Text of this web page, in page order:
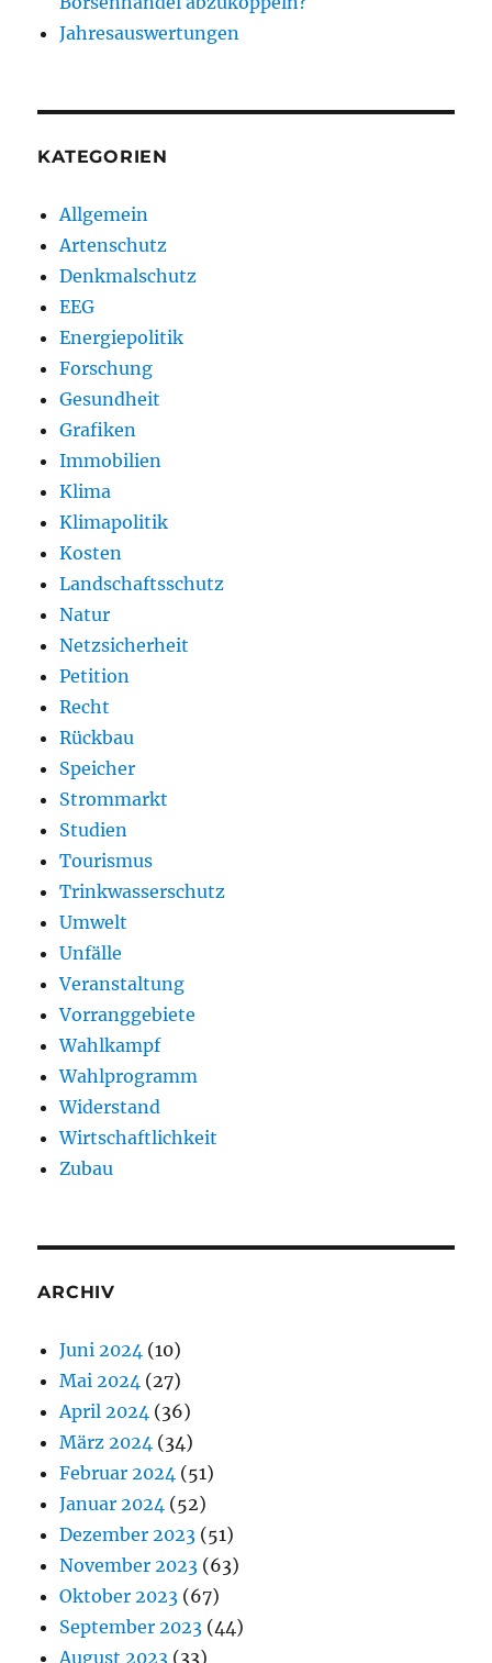
Jahresauswertungen
KATEGORIEN
Allgemein
Artenschutz
Denkmalschutz
EEG
Energiepolitik
Forschung
Gesundheit
Grafiken
Immobilien
Klima
Klimapolitik
Kosten
Landschaftsschutz
Natur
Netzsicherheit
Petition
Recht
Rückbau
Speicher
Strommarkt
Studien
Tourismus
Trinkwasserschutz
Umwelt
Unfälle
Veranstaltung
Vorranggebiete
Wahlkampf
Wahlprogramm
Widerstand
Wirtschaftlichkeit
Zubau
ARCHIV
Juni 2024 (10)
Mai 2024 (27)
April 2024 (36)
März 2024 (34)
Februar 2024 (51)
Januar 2024 (52)
Dezember 2023 (51)
November 2023 (63)
Oktober 2023 (67)
September 2023 (44)
August 2023 (33)